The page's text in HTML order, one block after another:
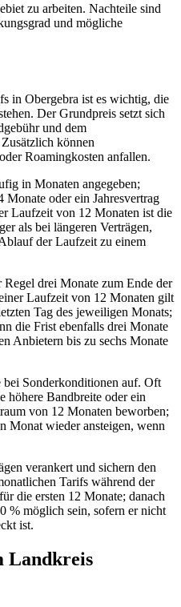
zu arbeiten. Nachteile sind
und mögliche
in Obergebra ist es wichtig, die
Der Grundpreis setzt sich
und dem
können
Roamingkosten anfallen.
in Monaten angegeben;
oder ein Jahresvertrag
Laufzeit von 12 Monaten ist die
als bei längeren Verträgen,
der Laufzeit zu einem
drei Monate zum Ende der
Laufzeit von 12 Monaten gilt
Tag des jeweiligen Monats;
die Frist ebenfalls drei Monate
Anbietern bis zu sechs Monate
bei Sonderkonditionen auf. Oft
höhere Bandbreite oder ein
von 12 Monaten beworben;
Monat wieder ansteigen, wenn
verankert und sichern den
Tarifs während der
die ersten 12 Monate; danach
% möglich sein, sofern er nicht
ist.
Landkreis